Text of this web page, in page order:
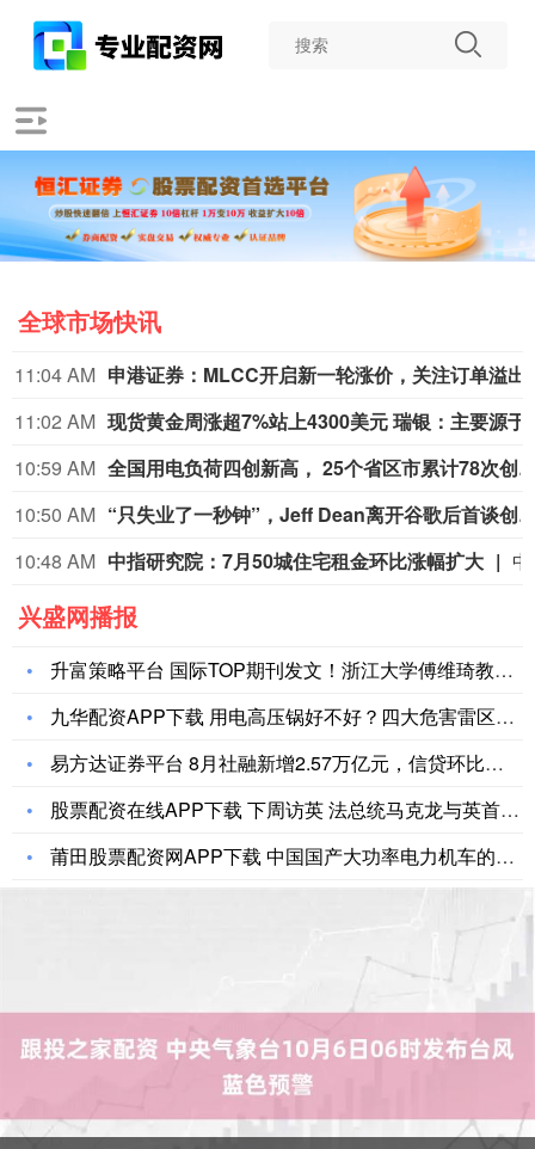
全球市场快讯
11:04 AM
11:02 AM
10:59 AM
全国用电负荷四创新高， 25个省
10:50 AM
“只失业了一秒钟”，Jeff Dean
10:48 AM 中指研究院：7月50城住宅租金环比涨幅扩大
兴盛网播报
升富策略平台 国际TOP期刊发文！浙江大学傅维琦教授团队及其
九华配资APP下载 用电高压锅好不好？四大危害雷区别中招！_
易方达证券平台 8月社融新增2.57万亿元，信贷环比多增64
股票配资在线APP下载 下周访英 法总统马克龙与英首相斯塔默
莆田股票配资网APP下载 中国国产大功率电力机车的最初尝试之